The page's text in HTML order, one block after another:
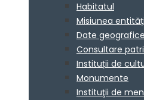
Habitatul
Misiunea
Date geografice
Consultare
Instituții de
Monumente
Instituţii de